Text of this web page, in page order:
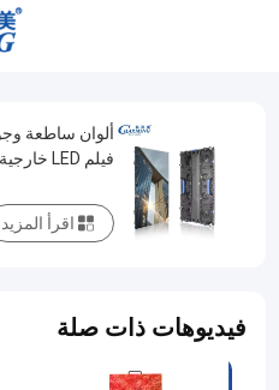
اقرأ المزيد
فيديوهات ذات صلة